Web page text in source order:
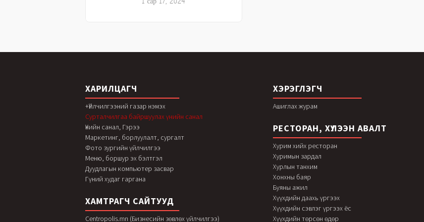
ХАРИЛЦАГЧ
+Үйлчилгээний газар нэмэх
Сурталчилгаа байршуулах үнийн санал
Үнийн санал, Гэрээ
Маркетинг, борлуулалт, сургалт
Фото зургийн үйлчилгээ
Меню, боршур эх бэлтгэл
Дуудлагын компьютер засвар
Гүний худаг гаргана
ХАМТРАГЧ САЙТУУД
Centropolis.mn (Бизнесийн зөвлөх үйлчилгээ)
ХЭРЭГЛЭГЧ
Ашиглах журам
РЕСТОРАН, ХҮЛЭЭН АВАЛТ
Хурим хийх ресторан
Хуримын зардал
Хурлын танхим
Хонхны баяр
Буяны ажил
Хүүхдийн даахь үргээх
Хүүхдийн сэвлэг үргээх ёс
Хүүхдийн төрсөн өдөр